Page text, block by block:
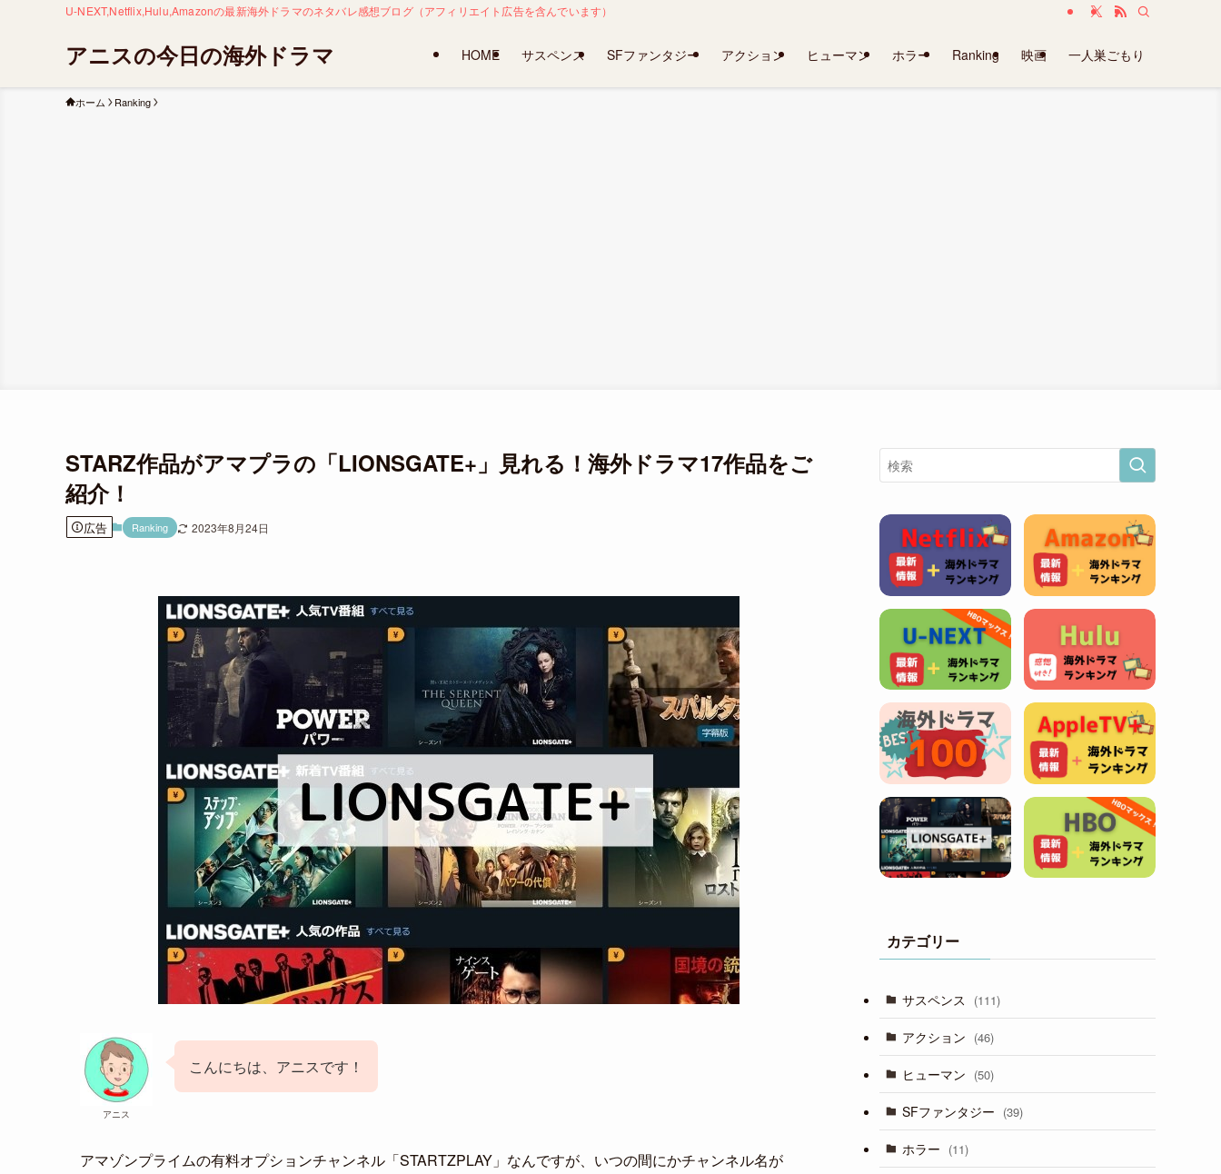
U-NEXT,Netflix,Hulu,Amazonの最新海外ドラマのネタバレ感想ブログ（アフィリエイト広告を含んでいます）
アニスの今日の海外ドラマ HOME サスペンス SFファンタジー アクション ヒューマン ホラー Ranking 映画 一人巣ごもり
ホーム Ranking
STARZ作品がアマプラの「LIONSGATE+」見れる！海外ドラマ17作品をご
紹介！
広告 Ranking 2023年8月24日
アニス
こんにちは、アニスです！
アマゾンプライムの有料オプションチャンネル「STARTZPLAY」なんですが、いつの間にかチャンネル名が
カテゴリー
サスペンス (111)
アクション (46)
ヒューマン (50)
SFファンタジー (39)
ホラー (11)